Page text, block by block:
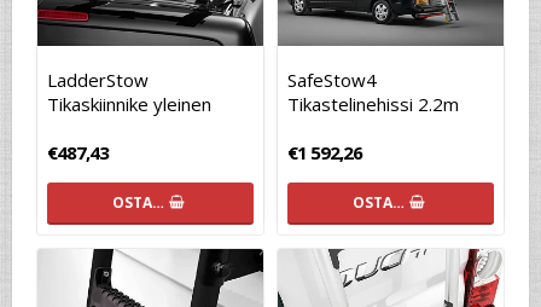
LadderStow
Tikaskiinnike yleinen
€487,43
OSTA…
SafeStow4
Tikastelinehissi 2.2m
€1 592,26
OSTA…